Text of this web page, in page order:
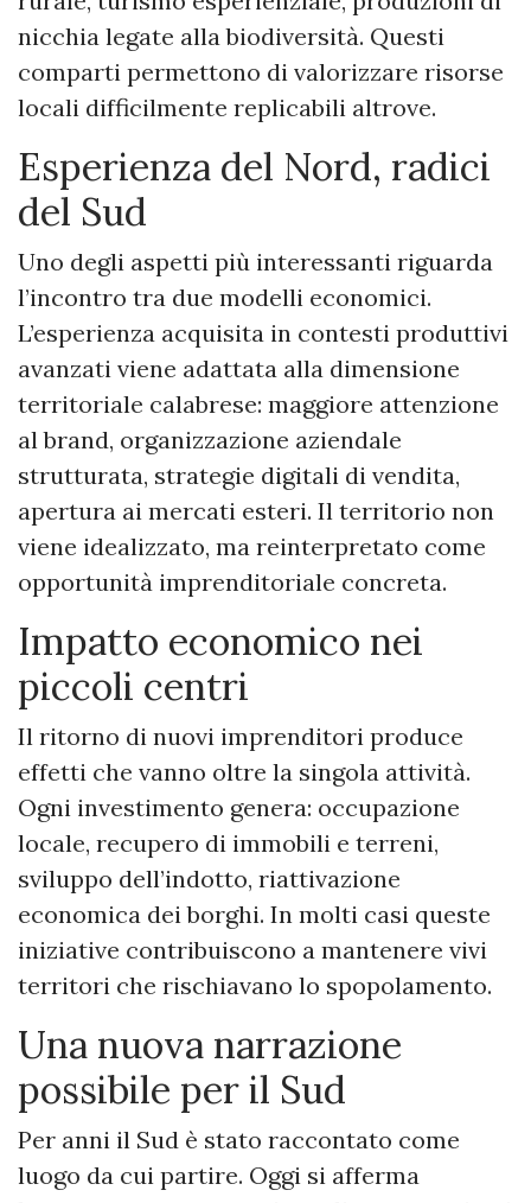
nicchia legate alla biodiversità. Questi
comparti permettono di valorizzare risorse
locali difficilmente replicabili altrove.
Esperienza del Nord, radici
del Sud
Uno degli aspetti più interessanti riguarda
l’incontro tra due modelli economici.
L’esperienza acquisita in contesti produttivi
avanzati viene adattata alla dimensione
territoriale calabrese: maggiore attenzione
al brand, organizzazione aziendale
strutturata, strategie digitali di vendita,
apertura ai mercati esteri. Il territorio non
viene idealizzato, ma reinterpretato come
opportunità imprenditoriale concreta.
Impatto economico nei
piccoli centri
Il ritorno di nuovi imprenditori produce
effetti che vanno oltre la singola attività.
Ogni investimento genera: occupazione
locale, recupero di immobili e terreni,
sviluppo dell’indotto, riattivazione
economica dei borghi. In molti casi queste
iniziative contribuiscono a mantenere vivi
territori che rischiavano lo spopolamento.
Una nuova narrazione
possibile per il Sud
Per anni il Sud è stato raccontato come
luogo da cui partire. Oggi si afferma